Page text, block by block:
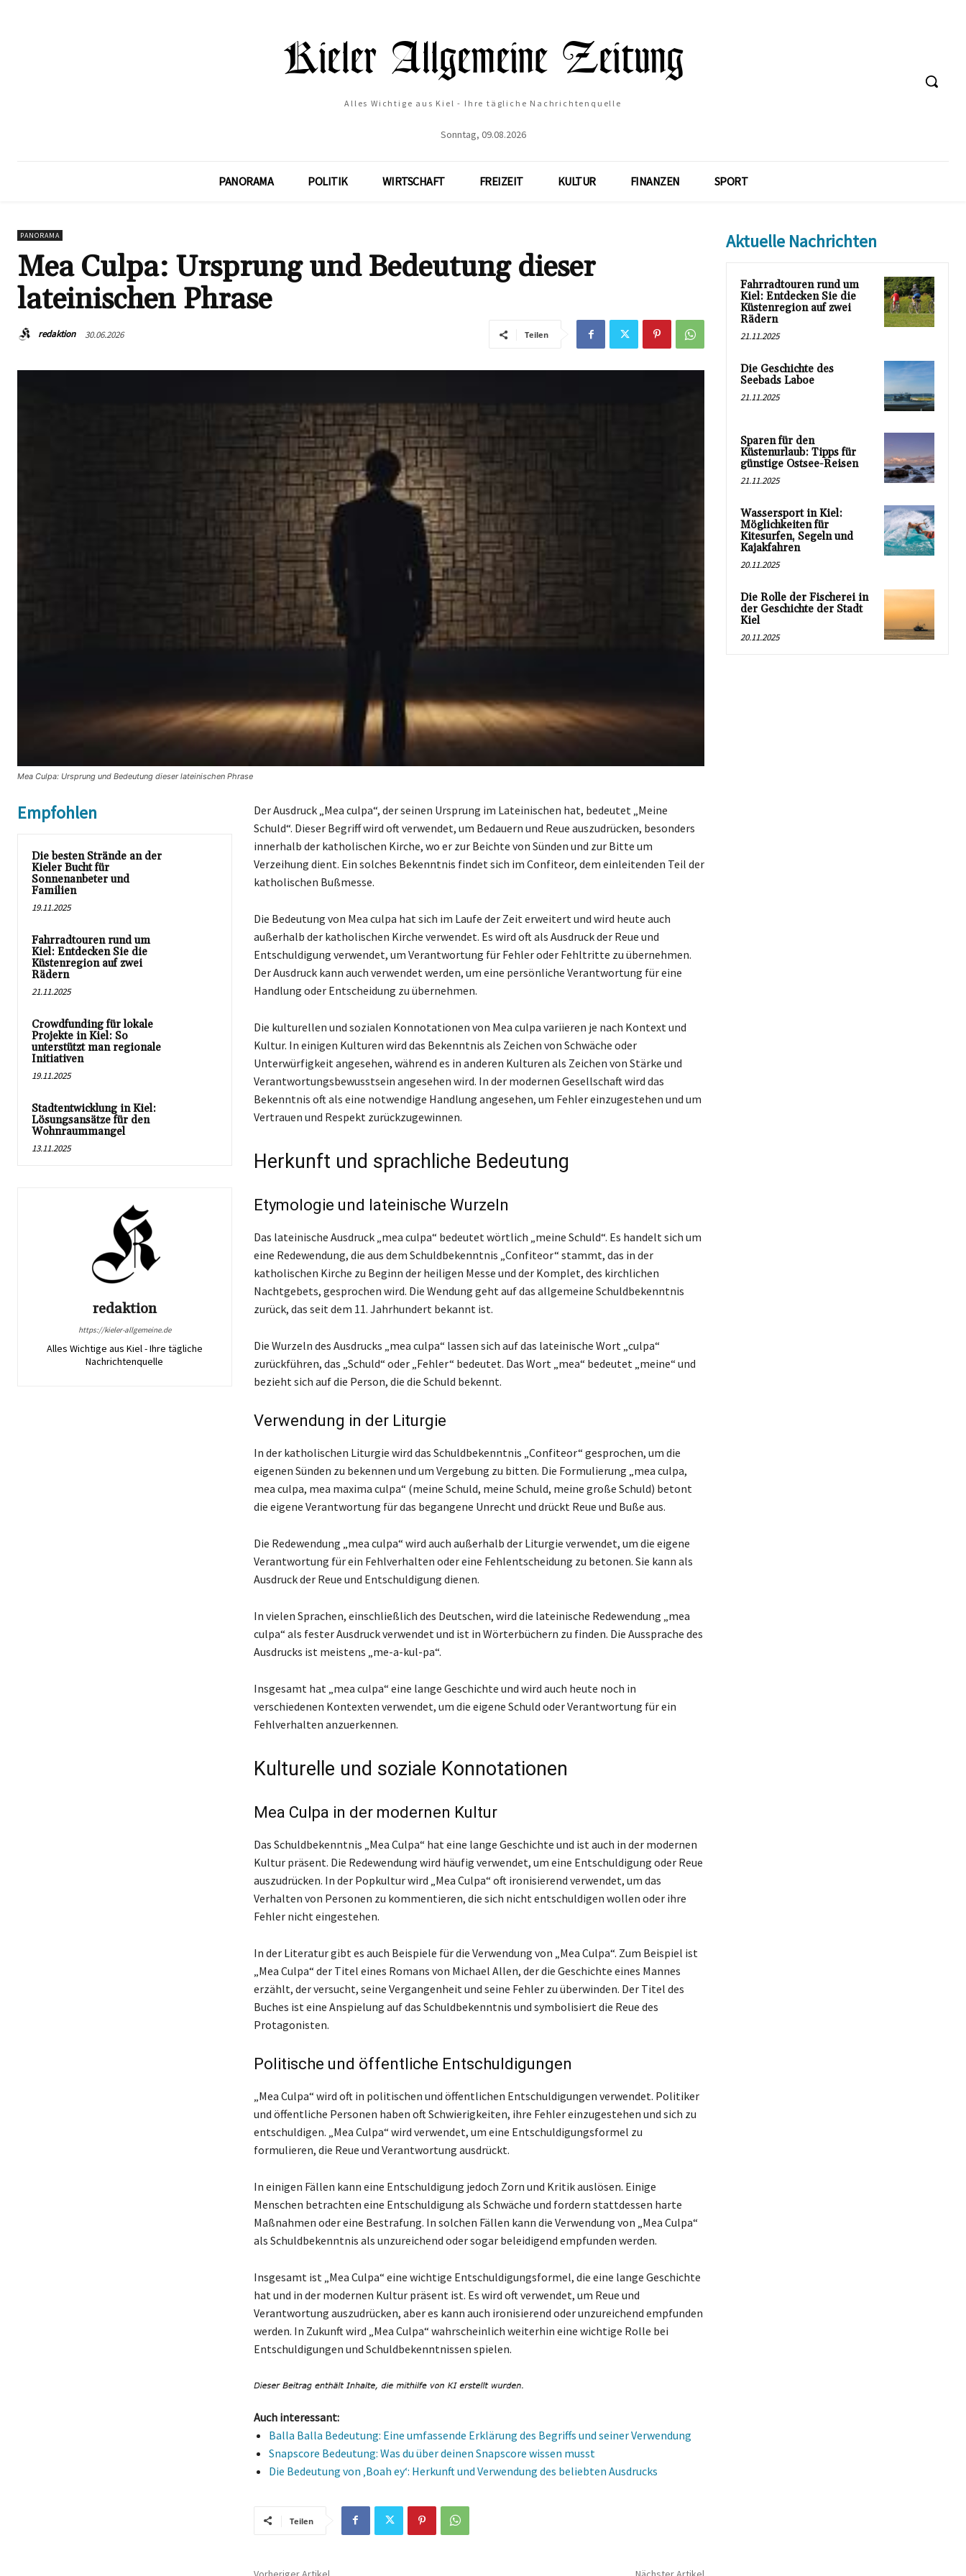
Alles Wichtige aus Kiel - Ihre tägliche Nachrichtenquelle
Sonntag, 09.08.2026
PANORAMA POLITIK WIRTSCHAFT FREIZEIT KULTUR FINANZEN SPORT
PANORAMA
Mea Culpa: Ursprung und Bedeutung dieser
lateinischen Phrase
redaktion 30.06.2026 Teilen
Mea Culpa: Ursprung und Bedeutung dieser lateinischen Phrase
Empfohlen
Die besten Strände an der
Kieler Bucht für
Sonnenanbeter und
Familien
19.11.2025
Fahrradtouren rund um
Kiel: Entdecken Sie die
Küstenregion auf zwei
Rädern
21.11.2025
Crowdfunding für lokale
Projekte in Kiel: So
unterstützt man regionale
Initiativen
19.11.2025
Stadtentwicklung in Kiel:
Lösungsansätze für den
Wohnraummangel
13.11.2025
redaktion
https://kieler-allgemeine.de
Alles Wichtige aus Kiel - Ihre tägliche
Nachrichtenquelle
Der Ausdruck „Mea culpa“, der seinen Ursprung im Lateinischen hat, bedeutet „Meine
Schuld“. Dieser Begriff wird oft verwendet, um Bedauern und Reue auszudrücken, besonders
innerhalb der katholischen Kirche, wo er zur Beichte von Sünden und zur Bitte um
Verzeihung dient. Ein solches Bekenntnis findet sich im Confiteor, dem einleitenden Teil der
katholischen Bußmesse.
Die Bedeutung von Mea culpa hat sich im Laufe der Zeit erweitert und wird heute auch
außerhalb der katholischen Kirche verwendet. Es wird oft als Ausdruck der Reue und
Entschuldigung verwendet, um Verantwortung für Fehler oder Fehltritte zu übernehmen.
Der Ausdruck kann auch verwendet werden, um eine persönliche Verantwortung für eine
Handlung oder Entscheidung zu übernehmen.
Die kulturellen und sozialen Konnotationen von Mea culpa variieren je nach Kontext und
Kultur. In einigen Kulturen wird das Bekenntnis als Zeichen von Schwäche oder
Unterwürfigkeit angesehen, während es in anderen Kulturen als Zeichen von Stärke und
Verantwortungsbewusstsein angesehen wird. In der modernen Gesellschaft wird das
Bekenntnis oft als eine notwendige Handlung angesehen, um Fehler einzugestehen und um
Vertrauen und Respekt zurückzugewinnen.
Herkunft und sprachliche Bedeutung
Etymologie und lateinische Wurzeln
Das lateinische Ausdruck „mea culpa“ bedeutet wörtlich „meine Schuld“. Es handelt sich um
eine Redewendung, die aus dem Schuldbekenntnis „Confiteor“ stammt, das in der
katholischen Kirche zu Beginn der heiligen Messe und der Komplet, des kirchlichen
Nachtgebets, gesprochen wird. Die Wendung geht auf das allgemeine Schuldbekenntnis
zurück, das seit dem 11. Jahrhundert bekannt ist.
Die Wurzeln des Ausdrucks „mea culpa“ lassen sich auf das lateinische Wort „culpa“
zurückführen, das „Schuld“ oder „Fehler“ bedeutet. Das Wort „mea“ bedeutet „meine“ und
bezieht sich auf die Person, die die Schuld bekennt.
Verwendung in der Liturgie
In der katholischen Liturgie wird das Schuldbekenntnis „Confiteor“ gesprochen, um die
eigenen Sünden zu bekennen und um Vergebung zu bitten. Die Formulierung „mea culpa,
mea culpa, mea maxima culpa“ (meine Schuld, meine Schuld, meine große Schuld) betont
die eigene Verantwortung für das begangene Unrecht und drückt Reue und Buße aus.
Die Redewendung „mea culpa“ wird auch außerhalb der Liturgie verwendet, um die eigene
Verantwortung für ein Fehlverhalten oder eine Fehlentscheidung zu betonen. Sie kann als
Ausdruck der Reue und Entschuldigung dienen.
In vielen Sprachen, einschließlich des Deutschen, wird die lateinische Redewendung „mea
culpa“ als fester Ausdruck verwendet und ist in Wörterbüchern zu finden. Die Aussprache des
Ausdrucks ist meistens „me-a-kul-pa“.
Insgesamt hat „mea culpa“ eine lange Geschichte und wird auch heute noch in
verschiedenen Kontexten verwendet, um die eigene Schuld oder Verantwortung für ein
Fehlverhalten anzuerkennen.
Kulturelle und soziale Konnotationen
Mea Culpa in der modernen Kultur
Das Schuldbekenntnis „Mea Culpa“ hat eine lange Geschichte und ist auch in der modernen
Kultur präsent. Die Redewendung wird häufig verwendet, um eine Entschuldigung oder Reue
auszudrücken. In der Popkultur wird „Mea Culpa“ oft ironisierend verwendet, um das
Verhalten von Personen zu kommentieren, die sich nicht entschuldigen wollen oder ihre
Fehler nicht eingestehen.
In der Literatur gibt es auch Beispiele für die Verwendung von „Mea Culpa“. Zum Beispiel ist
„Mea Culpa“ der Titel eines Romans von Michael Allen, der die Geschichte eines Mannes
erzählt, der versucht, seine Vergangenheit und seine Fehler zu überwinden. Der Titel des
Buches ist eine Anspielung auf das Schuldbekenntnis und symbolisiert die Reue des
Protagonisten.
Politische und öffentliche Entschuldigungen
„Mea Culpa“ wird oft in politischen und öffentlichen Entschuldigungen verwendet. Politiker
und öffentliche Personen haben oft Schwierigkeiten, ihre Fehler einzugestehen und sich zu
entschuldigen. „Mea Culpa“ wird verwendet, um eine Entschuldigungsformel zu
formulieren, die Reue und Verantwortung ausdrückt.
In einigen Fällen kann eine Entschuldigung jedoch Zorn und Kritik auslösen. Einige
Menschen betrachten eine Entschuldigung als Schwäche und fordern stattdessen harte
Maßnahmen oder eine Bestrafung. In solchen Fällen kann die Verwendung von „Mea Culpa“
als Schuldbekenntnis als unzureichend oder sogar beleidigend empfunden werden.
Insgesamt ist „Mea Culpa“ eine wichtige Entschuldigungsformel, die eine lange Geschichte
hat und in der modernen Kultur präsent ist. Es wird oft verwendet, um Reue und
Verantwortung auszudrücken, aber es kann auch ironisierend oder unzureichend empfunden
werden. In Zukunft wird „Mea Culpa“ wahrscheinlich weiterhin eine wichtige Rolle bei
Entschuldigungen und Schuldbekenntnissen spielen.
Auch interessant:
Balla Balla Bedeutung: Eine umfassende Erklärung des Begriffs und seiner Verwendung
Snapscore Bedeutung: Was du über deinen Snapscore wissen musst
Die Bedeutung von ‚Boah ey‘: Herkunft und Verwendung des beliebten Ausdrucks
Teilen
Aktuelle Nachrichten
Fahrradtouren rund um
Kiel: Entdecken Sie die
Küstenregion auf zwei
Rädern
21.11.2025
Die Geschichte des
Seebads Laboe
21.11.2025
Sparen für den
Küstenurlaub: Tipps für
günstige Ostsee-Reisen
21.11.2025
Wassersport in Kiel:
Möglichkeiten für
Kitesurfen, Segeln und
Kajakfahren
20.11.2025
Die Rolle der Fischerei in
der Geschichte der Stadt
Kiel
20.11.2025